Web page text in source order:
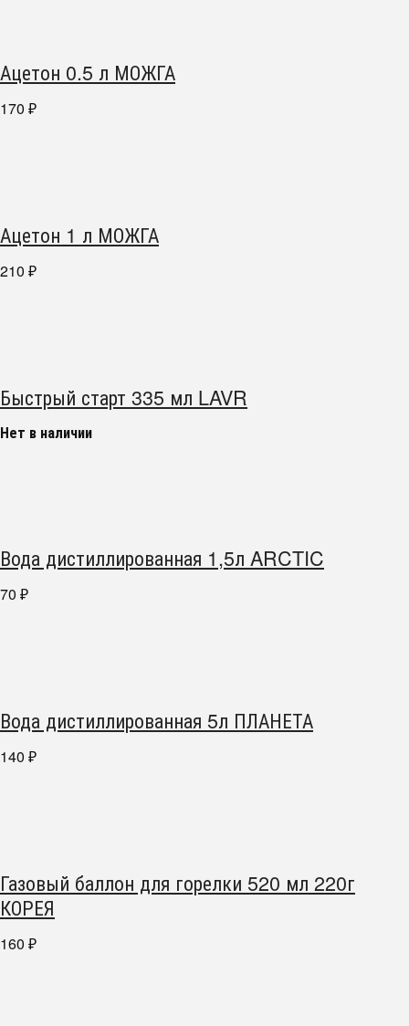
Ацетон 0.5 л МОЖГА
170 ₽
Ацетон 1 л МОЖГА
210 ₽
Быстрый старт 335 мл LAVR
Нет в наличии
Вода дистиллированная 1,5л ARCTIC
70 ₽
Вода дистиллированная 5л ПЛАНЕТА
140 ₽
Газовый баллон для горелки 520 мл 220г
КОРЕЯ
160 ₽